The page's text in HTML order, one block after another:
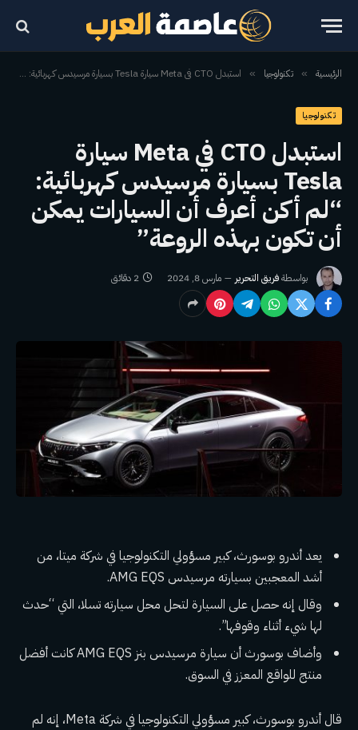
الرئيسية » تكنولوجيا » استبدل CTO في Meta سيارة Tesla بسيارة مرسيدس كهربائية: “لم أكن أعرف أن السيارات يمكن أن تكون بهذه الروعة”
تكنولوجيا
استبدل CTO في Meta سيارة
Tesla بسيارة مرسيدس كهربائية:
“لم أكن أعرف أن السيارات يمكن
أن تكون بهذه الروعة”
بواسطةفريق التحرير مارس 8, 2024 2 دقائق
يعد أندرو بوسورث، كبير مسؤولي التكنولوجيا في شركة ميتا، من
أشد المعجبين بسيارته مرسيدس AMG EQS.
وقال إنه حصل على السيارة لتحل محل سيارته تسلا، التي “حدث
لها شيء أثناء وقوفها”.
وأضاف بوسورث أن سيارة مرسيدس بنز AMG EQS كانت أفضل
منتج للواقع المعزز في السوق.
قال أندرو بوسورث، كبير مسؤولي التكنولوجيا في شركة Meta، إنه لم